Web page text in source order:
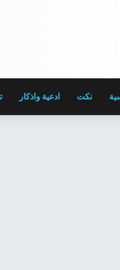
نكت ادعية واذكار